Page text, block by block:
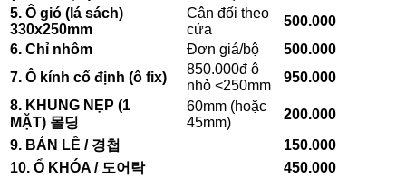
5. Ô gió (lá sách)
330x250mm
Cân đối theo
cửa
500.000
6. Chỉ nhôm
Đơn giá/bộ
500.000
7. Ô kính cố định (ô fix)
850.000đ ô
nhỏ <250mm
950.000
8. KHUNG NẸP (1
MẶT) 몰딩
60mm (hoặc
45mm)
200.000
9. BẢN LỀ / 경첩
150.000
10. Ổ KHÓA / 도어락 450.000